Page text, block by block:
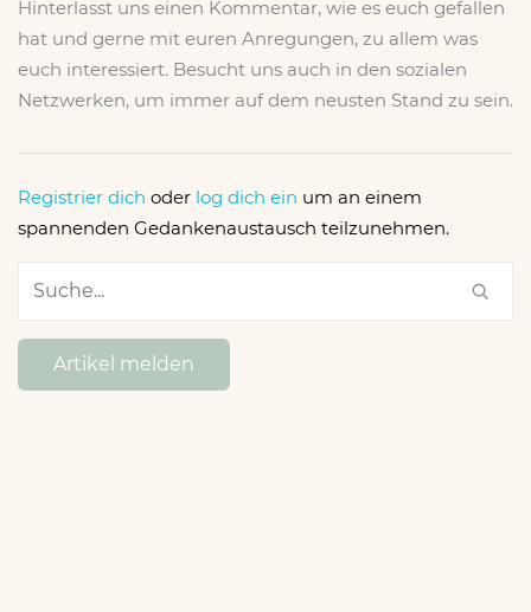
Hinterlasst uns einen Kommentar, wie es euch gefallen
hat und gerne mit euren Anregungen, zu allem was
euch interessiert. Besucht uns auch in den sozialen
Netzwerken, um immer auf dem neusten Stand zu sein.
Registrier dich oder log dich ein um an einem
spannenden Gedankenaustausch teilzunehmen.
Artikel melden